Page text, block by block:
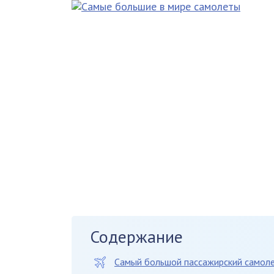
Содержание
Самый большой пассажирский